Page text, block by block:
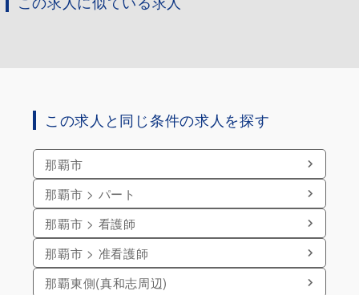
この求人と同じ条件の求人を探す
那覇市
那覇市 > パート
那覇市 > 看護師
那覇市 > 准看護師
那覇東側(真和志周辺)